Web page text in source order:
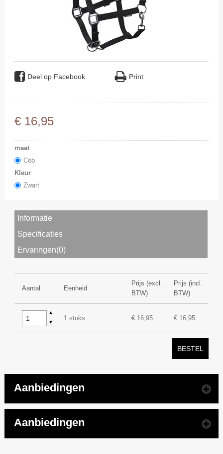
Deel op Facebook Print
€ 16,95
maat
Cob
Kleur
Zwart
Informatie
Specificaties
Ervaringen(0)
Aantal Eenheid
Prijs (excl.
BTW)
Prijs (incl.
BTW)
▲
▼
1 stuks € 16,95 € 16,95
BESTEL
Aanbiedingen
Aanbiedingen